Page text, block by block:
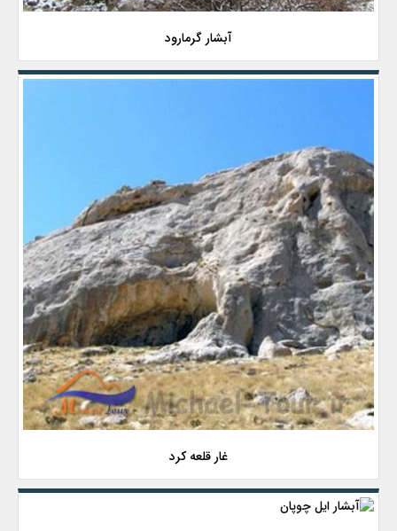
آبشار گرمارود
غار قلعه کرد